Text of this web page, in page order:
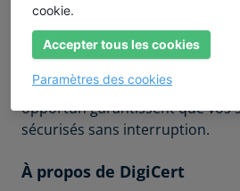
quelques minutes. Vous
navigateur et voir le cadenas
votre site Web est désormais
certificat SSL. Nos rappels de
opportun garantissent que vos
sécurisés sans interruption.
À propos de DigiCert
cookie.
Accepter tous les cookies
Paramètres des cookies